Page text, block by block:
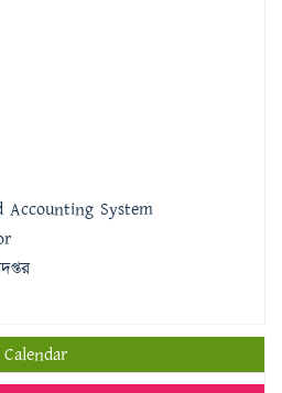
Accounting System
Calendar